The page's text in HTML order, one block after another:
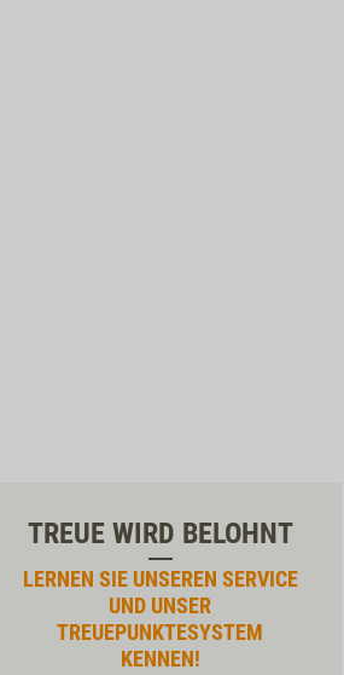
TREUE WIRD BELOHNT
LERNEN SIE UNSEREN SERVICE
UND UNSER
TREUEPUNKTESYSTEM
KENNEN!